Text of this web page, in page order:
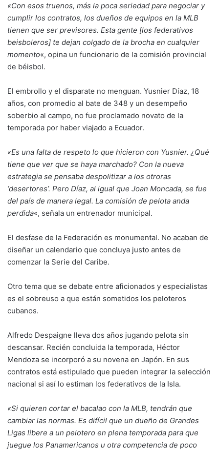
«Con esos truenos, más la poca seriedad para negociar y
cumplir los contratos, los dueños de equipos en la MLB
tienen que ser previsores. Esta gente [los federativos
beisboleros] te dejan colgado de la brocha en cualquier
momento«, opina un funcionario de la comisión provincial
de béisbol.
El embrollo y el disparate no menguan. Yusnier Díaz, 18
años, con promedio al bate de 348 y un desempeño
soberbio al campo, no fue proclamado novato de la
temporada por haber viajado a Ecuador.
«Es una falta de respeto lo que hicieron con Yusnier. ¿Qué
tiene que ver que se haya marchado? Con la nueva
estrategia se pensaba despolitizar a los otroras
‘desertores’. Pero Díaz, al igual que Joan Moncada, se fue
del país de manera legal. La comisión de pelota anda
perdida«, señala un entrenador municipal.
El desfase de la Federación es monumental. No acaban de
diseñar un calendario que concluya justo antes de
comenzar la Serie del Caribe.
Otro tema que se debate entre aficionados y especialistas
es el sobreuso a que están sometidos los peloteros
cubanos.
Alfredo Despaigne lleva dos años jugando pelota sin
descansar. Recién concluida la temporada, Héctor
Mendoza se incorporó a su novena en Japón. En sus
contratos está estipulado que pueden integrar la selección
nacional si así lo estiman los federativos de la Isla.
«Si quieren cortar el bacalao con la MLB, tendrán que
cambiar las normas. Es difícil que un dueño de Grandes
Ligas libere a un pelotero en plena temporada para que
juegue los Panamericanos u otra competencia de poco